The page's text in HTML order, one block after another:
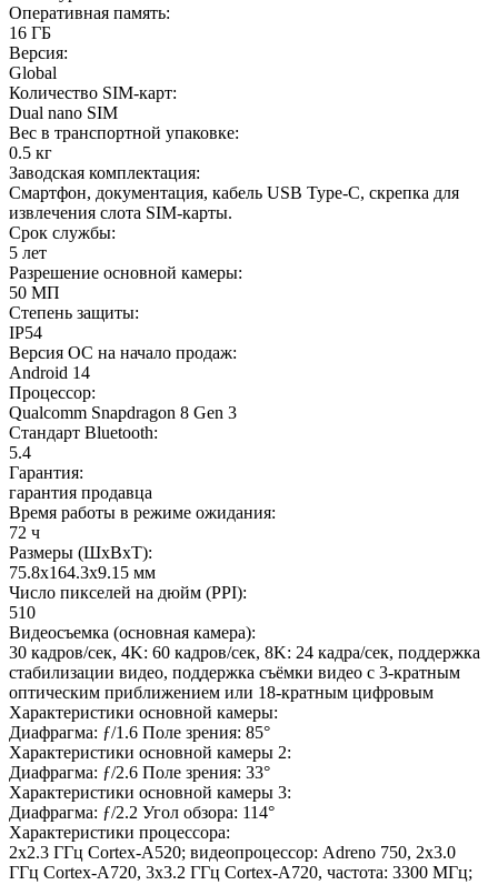
Оперативная память:
16 ГБ
Версия:
Global
Количество SIM-карт:
Dual nano SIM
Вес в транспортной упаковке:
0.5 кг
Заводская комплектация:
Смартфон, документация, кабель USB Type-C, скрепка для
извлечения слота SIM-карты.
Срок службы:
5 лет
Разрешение основной камеры:
50 МП
Степень защиты:
IP54
Версия ОС на начало продаж:
Android 14
Процессор:
Qualcomm Snapdragon 8 Gen 3
Стандарт Bluetooth:
5.4
Гарантия:
гарантия продавца
Время работы в режиме ожидания:
72 ч
Размеры (ШxВxТ):
75.8x164.3x9.15 мм
Число пикселей на дюйм (PPI):
510
Видеосъемка (основная камера):
30 кадров/сек, 4K: 60 кадров/сек, 8K: 24 кадра/сек, поддержка
стабилизации видео, поддержка съёмки видео с 3-кратным
оптическим приближением или 18-кратным цифровым
Характеристики основной камеры:
Диафрагма: ƒ/1.6 Поле зрения: 85°
Характеристики основной камеры 2:
Диафрагма: ƒ/2.6 Поле зрения: 33°
Характеристики основной камеры 3:
Диафрагма: ƒ/2.2 Угол обзора: 114°
Характеристики процессора:
2x2.3 ГГц Cortex-A520; видеопроцессор: Adreno 750, 2x3.0
ГГц Cortex-A720, 3x3.2 ГГц Cortex-A720, частота: 3300 МГц;